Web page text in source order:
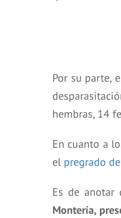
Por su parte,
hembras, 14
En cuanto a
el pregrado
Es de anotar
Montería,